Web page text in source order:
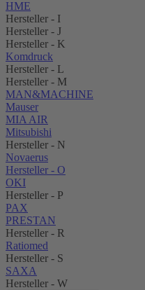
HME
Hersteller - I
Hersteller - J
Hersteller - K
Komdruck
Hersteller - L
Hersteller - M
MAN&MACHINE
Mauser
MIA AIR
Mitsubishi
Hersteller - N
Novaerus
Hersteller - O
OKI
Hersteller - P
PAX
PRESTAN
Hersteller - R
Ratiomed
Hersteller - S
SAXA
Hersteller - W